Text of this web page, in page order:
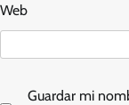
Web
Guardar mi